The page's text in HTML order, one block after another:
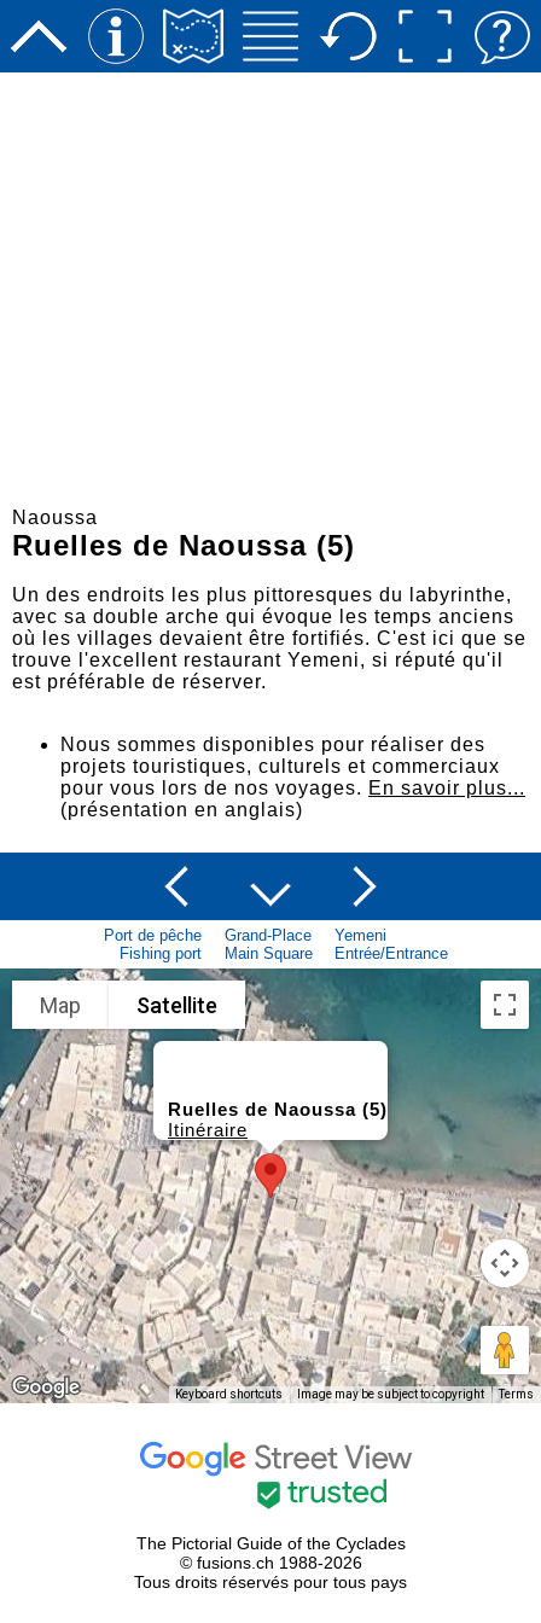
Naoussa
Ruelles de Naoussa (5)
Un des endroits les plus pittoresques du labyrinthe,
avec sa double arche qui évoque les temps anciens
où les villages devaient être fortifiés. C'est ici que se
trouve l'excellent restaurant Yemeni, si réputé qu'il
est préférable de réserver.
Nous sommes disponibles pour réaliser des
projets touristiques, culturels et commerciaux
pour vous lors de nos voyages. En savoir plus...
(présentation en anglais)
Port de pêche
Fishing port
Grand-Place
Main Square
Yemeni
Entrée/Entrance
Ruelles de Naoussa (5)
Itinéraire
Map Satellite
Keyboard shortcuts Image may be subject to copyright Terms
The Pictorial Guide of the Cyclades
© fusions.ch 1988-2026
Tous droits réservés pour tous pays